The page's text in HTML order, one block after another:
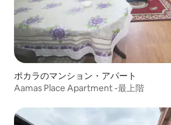
ポカラのマンション・アパート
Aamas Place Apartment -最上階